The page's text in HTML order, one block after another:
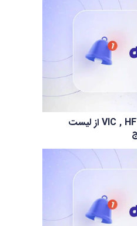
حذف ارزهای VIC , HFT , PYR , VANRY از لیست